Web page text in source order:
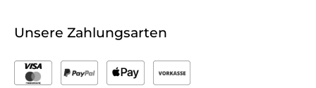
Unsere Zahlungsarten